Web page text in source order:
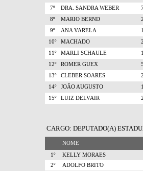
7º
DRA. SANDRA WEBER
8º
MARIO BERND
9º
ANA VARELA
10º
MACHADO
11º
MARLI SCHAULE
12º
ROMER GUEX
13º
CLEBER SOARES
14º
JOÃO AUGUSTO
15º
LUIZ DELVAIR
CARGO: DEPUTADO(A)
NOME
1º KELLY MORAES
2º
ADOLFO BRITO